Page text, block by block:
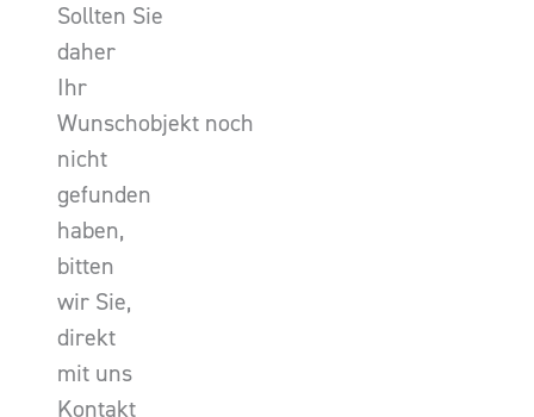
Sollten Sie
daher
Ihr
Wunschobjekt noch
nicht
gefunden
haben,
bitten
wir Sie,
direkt
mit uns
Kontakt